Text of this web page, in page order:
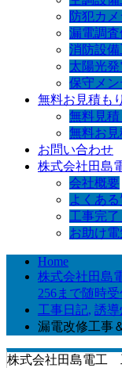
防犯カ
漏電調
消防設
太陽光
保守メ
無料お見積も
無料見積
無料お
お問い合わせ
株式会社田島
会社概要
よくある
工事完
お助け
Home
株式会社田島
256まで随時受
工事日記, 誘
漏電改修工事
株式会社田島電工